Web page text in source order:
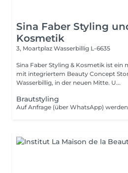
Sina Faber Styling
Kosmetik
3, Moartplaz Wasserbillig L-6635
Sina Faber Styling & Kosmetik ist
mit integriertem Beauty Concept
Wasserbillig, in der neuen Mitte. U...
Brautstyling